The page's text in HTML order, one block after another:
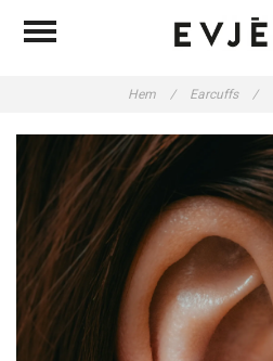
Hem / Earcuffs /